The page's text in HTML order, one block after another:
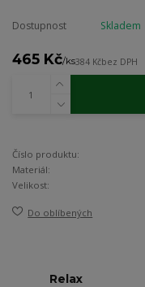
Dostupnost Skladem
465 Kč/ks384 Kčbez DPH
Číslo produktu:
Materiál:
Velikost:
Do oblíbených
Relax